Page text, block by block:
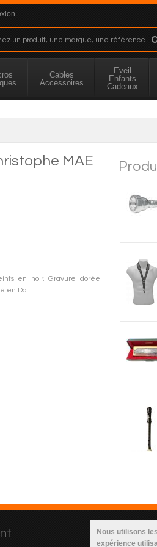
Nous utilisons
expérience
Cables
Accessoires
Eveil
Enfants
Cadeaux
MAE
en noir. Gravure dorée
en Do.
Infos